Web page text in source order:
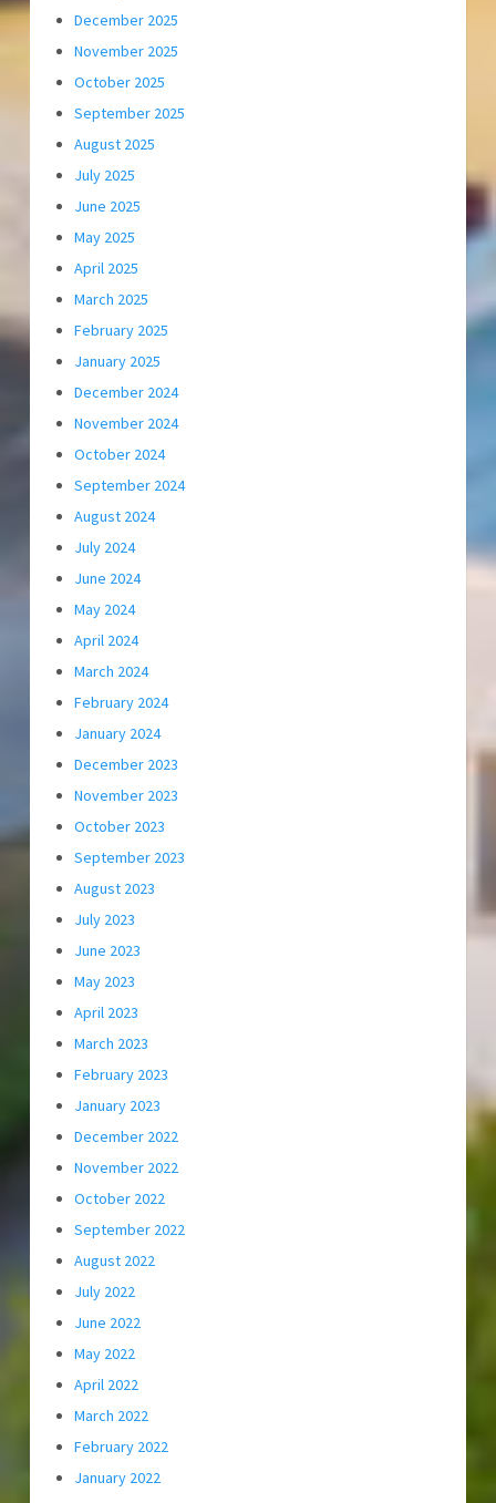
December 2025
November 2025
October 2025
September 2025
August 2025
July 2025
June 2025
May 2025
April 2025
March 2025
February 2025
January 2025
December 2024
November 2024
October 2024
September 2024
August 2024
July 2024
June 2024
May 2024
April 2024
March 2024
February 2024
January 2024
December 2023
November 2023
October 2023
September 2023
August 2023
July 2023
June 2023
May 2023
April 2023
March 2023
February 2023
January 2023
December 2022
November 2022
October 2022
September 2022
August 2022
July 2022
June 2022
May 2022
April 2022
March 2022
February 2022
January 2022